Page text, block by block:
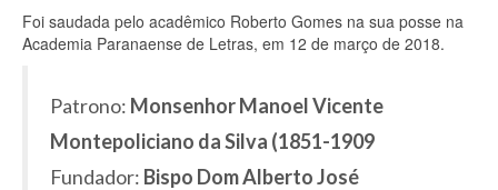
Foi saudada pelo acadêmico Roberto Gomes na sua posse na
Academia Paranaense de Letras, em 12 de março de 2018.
Patrono: Monsenhor Manoel Vicente
Montepoliciano da Silva (1851-1909
Fundador: Bispo Dom Alberto José